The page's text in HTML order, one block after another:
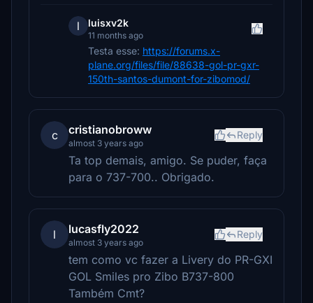
l luisxv2k
11 months ago
Testa esse: https://forums.x-
plane.org/files/file/88638-gol-pr-gxr-
150th-santos-dumont-for-zibomod/
c cristianobroww
almost 3 years ago
Reply
Ta top demais, amigo. Se puder, faça
para o 737-700.. Obrigado.
l lucasfly2022
almost 3 years ago
Reply
tem como vc fazer a Livery do PR-GXI
GOL Smiles pro Zibo B737-800
Também Cmt?